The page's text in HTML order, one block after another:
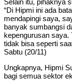
“Di Hipmi ini ada
mendapingi saya,
banyak sumbangsi
kepengurusan saya.
tidak bisa seperti
Sabtu (20/11)
Ungkapnya, Hipmi
bagi semua sektor